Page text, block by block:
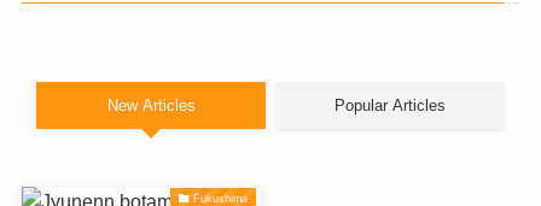
New Articles Popular Articles
Fukushima